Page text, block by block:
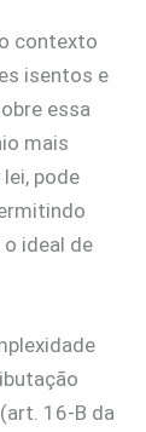
contexto
isentos e
essa
mais
pode
ideal de
16-B da